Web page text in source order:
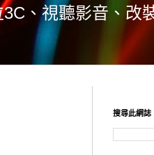
、視聽影音、改
搜尋此網誌